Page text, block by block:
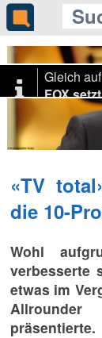
Gleich
FOX
NFL-
«TV
die 10-
Wohl
verbesserte
etwas im
Allrounder
präsentierte.